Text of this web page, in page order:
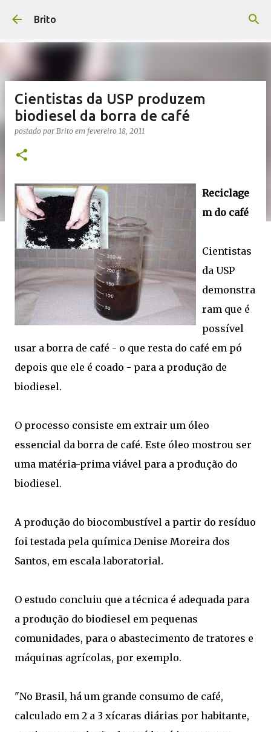
Brito
Cientistas da USP produzem
biodiesel da borra de café
postado por Brito em fevereiro 18, 2011
Reciclage
m do café
Cientistas
da USP
demonstra
ram que é
possível
usar a borra de café - o que resta do café em pó
depois que ele é coado - para a produção de
biodiesel.
O processo consiste em extrair um óleo
essencial da borra de café. Este óleo mostrou ser
uma matéria-prima viável para a produção do
biodiesel.
A produção do biocombustível a partir do resíduo
foi testada pela química Denise Moreira dos
Santos, em escala laboratorial.
O estudo concluiu que a técnica é adequada para
a produção do biodiesel em pequenas
comunidades, para o abastecimento de tratores e
máquinas agrícolas, por exemplo.
"No Brasil, há um grande consumo de café,
calculado em 2 a 3 xícaras diárias por habitante,